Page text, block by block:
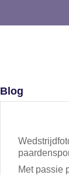
Blog
Met passie